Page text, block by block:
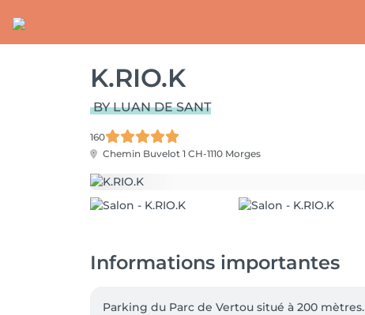
K.RIO.K
BY LUAN DE SANT
160
Chemin Buvelot 1 CH-1110 Morges
Informations importantes
Parking du Parc de Vertou situé à 200 mètres.